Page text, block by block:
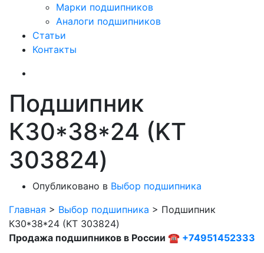
Марки подшипников
Аналоги подшипников
Статьи
Контакты
Подшипник
К30*38*24 (KT
303824)
Опубликовано в Выбор подшипника
Главная > Выбор подшипника > Подшипник
К30*38*24 (KT 303824)
Продажа подшипников в России ☎ +74951452333